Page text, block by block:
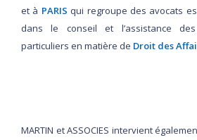
CONTACT
et à PARIS qui regroupe des avocats
dans le conseil et l’assistance
particuliers en matière de Droit des
MARTIN et ASSOCIES intervient